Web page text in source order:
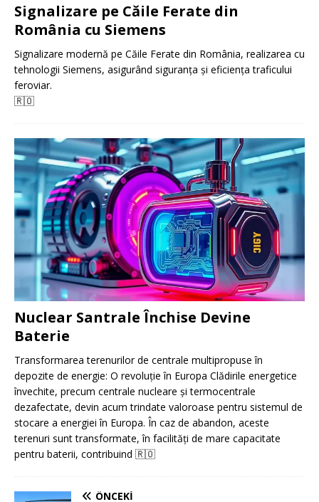
Signalizare pe Căile Ferate din
România cu Siemens
Signalizare modernă pe Căile Ferate din România, realizarea cu
tehnologii Siemens, asigurând siguranța și eficiența traficului
feroviar.
🇷🇴
Nuclear Santrale Închise Devine
Baterie
Transformarea terenurilor de centrale multipropuse în
depozite de energie: O revoluție în Europa Clădirile energetice
învechite, precum centrale nucleare și termocentrale
dezafectate, devin acum trindate valoroase pentru sistemul de
stocare a energiei în Europa. În caz de abandon, aceste
terenuri sunt transformate, în facilități de mare capacitate
pentru baterii, contribuind 🇷🇴
ÖNCEKI